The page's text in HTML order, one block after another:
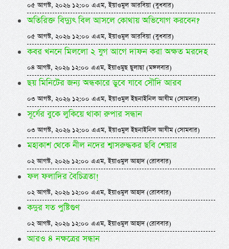
০৫ আগস্ট, ২০২৬ ১২:০০ এএম, ইয়াওমুল আরবিয়া (বুধবার)
অতিরিক্ত বিদ্যুৎ বিল আসলে কোথায় অভিযোগ করবেন?
০৫ আগস্ট, ২০২৬ ১২:০০ এএম, ইয়াওমুল আরবিয়া (বুধবার)
কবর খননে মিললো ২ যুগ আগে দাফন করা অক্ষত মরদেহ
০৪ আগস্ট, ২০২৬ ১২:০০ এএম, ইয়াওমুছ ছুলাছা (মঙ্গলবার)
ছয় মিনিটের জন্য অন্ধকারে ডুবে যাবে সৌদি আরব
০৩ আগস্ট, ২০২৬ ১২:০০ এএম, ইয়াওমুল ইছনাইনিল আযীম (সোমবার)
সূর্যের বুকে লুকিয়ে থাকা রুপার সন্ধান
০৩ আগস্ট, ২০২৬ ১২:০০ এএম, ইয়াওমুল ইছনাইনিল আযীম (সোমবার)
মহাকাশ থেকে নীল নদের শ্বাসরুদ্ধকর ছবি শেয়ার
০২ আগস্ট, ২০২৬ ১২:০০ এএম, ইয়াওমুল আহাদ (রোববার)
ফল ফলাদির বৈচিত্রতা!
০২ আগস্ট, ২০২৬ ১২:০০ এএম, ইয়াওমুল আহাদ (রোববার)
কদুর যত পুষ্টিগুণ
০২ আগস্ট, ২০২৬ ১২:০০ এএম, ইয়াওমুল আহাদ (রোববার)
আরও ৪ নক্ষত্রের সন্ধান